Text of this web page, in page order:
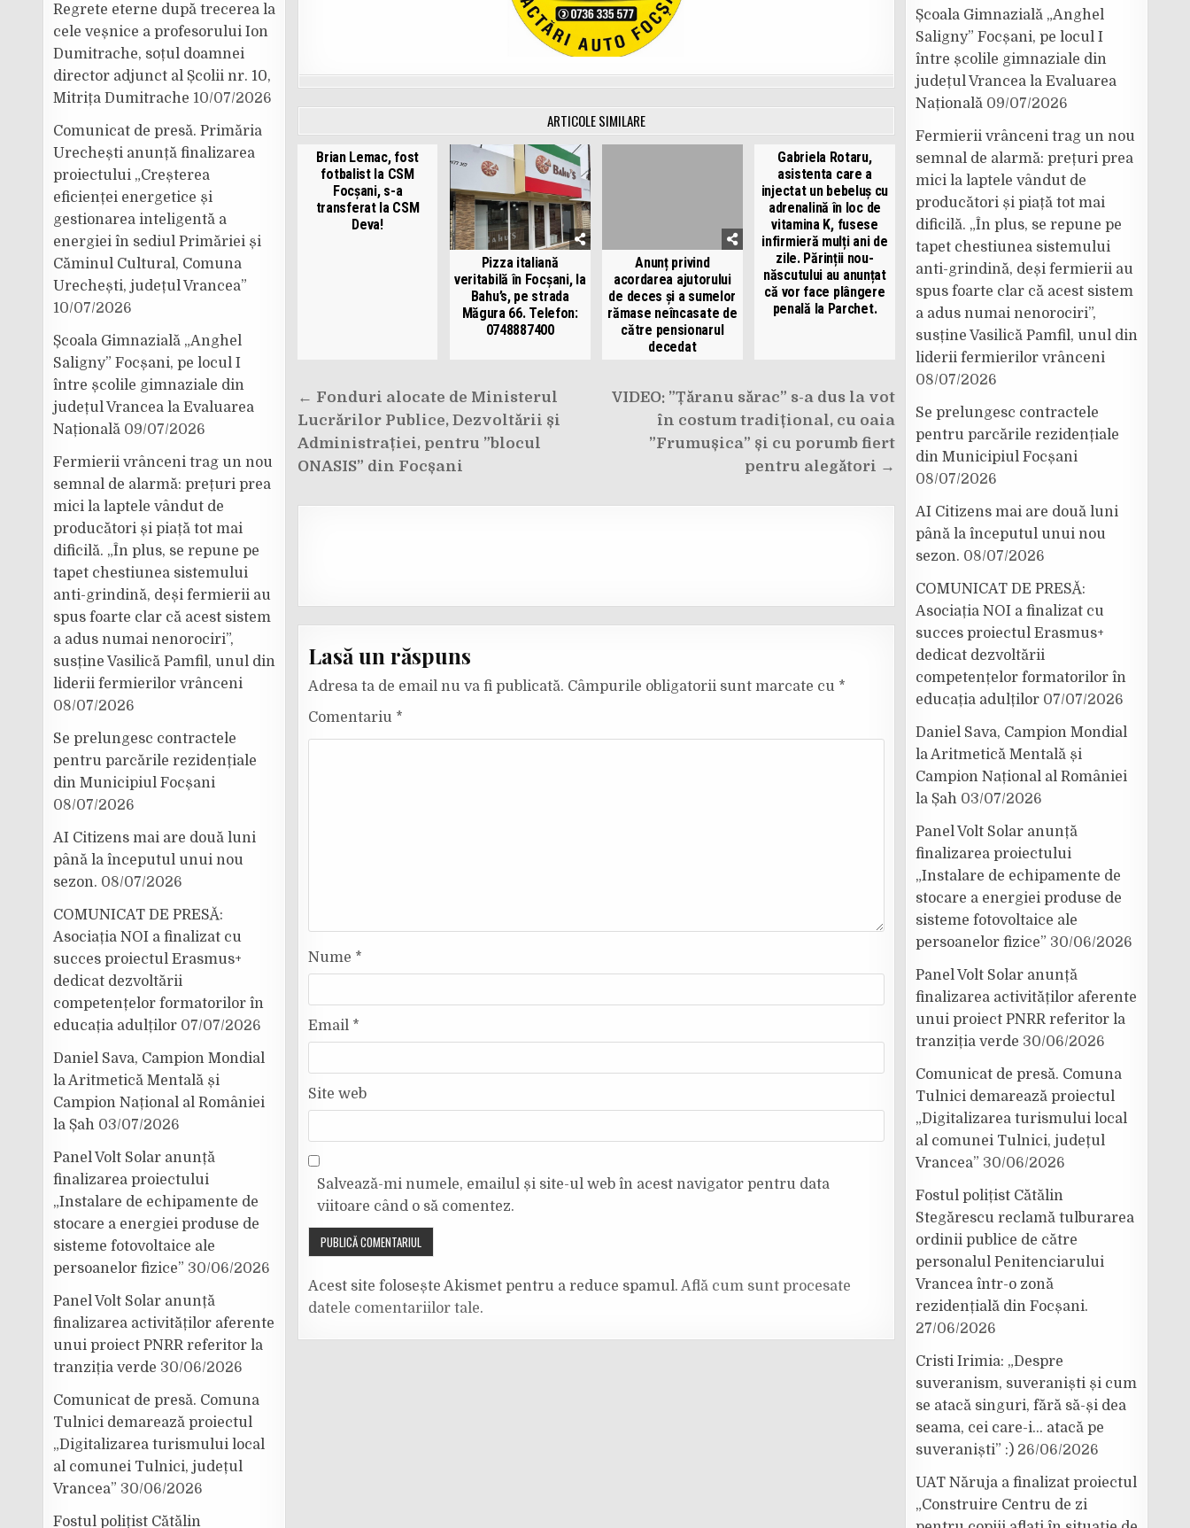
ARTICOLE SIMILARE
Brian Lemac, fost
fotbalist la CSM
Focșani, s-a
transferat la CSM
Deva!
Pizza italiană
veritabilă în Focșani, la
Bahu’s, pe strada
Măgura 66. Telefon:
0748887400
Anunț privind
acordarea ajutorului
de deces și a sumelor
rămase neîncasate de
către pensionarul
decedat
Gabriela Rotaru,
asistenta care a
injectat un bebeluș cu
adrenalină în loc de
vitamina K, fusese
infirmieră mulți ani de
zile. Părinții nou-
născutului au anunțat
că vor face plângere
penală la Parchet.
Navigare
în
articole
VIDEO: ”Țăranu sărac” s-a dus la vot
în costum tradițional, cu oaia
”Frumușica” și cu porumb fiert
pentru alegători →
← Fonduri alocate de Ministerul
Lucrărilor Publice, Dezvoltării și
Administrației, pentru ”blocul
ONASIS” din Focșani
Lasă un răspuns
Adresa ta de email nu va fi publicată. Câmpurile obligatorii sunt marcate cu *
Comentariu *
Nume *
Email *
Site web
Salvează-mi numele, emailul și site-ul web în acest navigator pentru data
viitoare când o să comentez.
Acest site folosește Akismet pentru a reduce spamul. Află cum sunt procesate
datele comentariilor tale.
Regrete eterne după trecerea la
cele veșnice a profesorului Ion
Dumitrache, soțul doamnei
director adjunct al Școlii nr. 10,
Mitrița Dumitrache 10/07/2026
Comunicat de presă. Primăria
Urechești anunță finalizarea
proiectului „Creșterea
eficienței energetice și
gestionarea inteligentă a
energiei în sediul Primăriei și
Căminul Cultural, Comuna
Urechești, județul Vrancea”
10/07/2026
Școala Gimnazială „Anghel
Saligny” Focșani, pe locul I
între școlile gimnaziale din
județul Vrancea la Evaluarea
Națională 09/07/2026
Fermierii vrânceni trag un nou
semnal de alarmă: prețuri prea
mici la laptele vândut de
producători și piață tot mai
dificilă. „În plus, se repune pe
tapet chestiunea sistemului
anti-grindină, deși fermierii au
spus foarte clar că acest sistem
a adus numai nenorociri”,
susține Vasilică Pamfil, unul din
liderii fermierilor vrânceni
08/07/2026
Se prelungesc contractele
pentru parcările rezidențiale
din Municipiul Focșani
08/07/2026
AI Citizens mai are două luni
până la începutul unui nou
sezon. 08/07/2026
COMUNICAT DE PRESĂ:
Asociația NOI a finalizat cu
succes proiectul Erasmus+
dedicat dezvoltării
competențelor formatorilor în
educația adulților 07/07/2026
Daniel Sava, Campion Mondial
la Aritmetică Mentală și
Campion Național al României
la Șah 03/07/2026
Panel Volt Solar anunță
finalizarea proiectului
„Instalare de echipamente de
stocare a energiei produse de
sisteme fotovoltaice ale
persoanelor fizice” 30/06/2026
Panel Volt Solar anunță
finalizarea activităților aferente
unui proiect PNRR referitor la
tranziția verde 30/06/2026
Comunicat de presă. Comuna
Tulnici demarează proiectul
„Digitalizarea turismului local
al comunei Tulnici, județul
Vrancea” 30/06/2026
Fostul polițist Cătălin
Școala Gimnazială „Anghel
Saligny” Focșani, pe locul I
între școlile gimnaziale din
județul Vrancea la Evaluarea
Națională 09/07/2026
Fermierii vrânceni trag un nou
semnal de alarmă: prețuri prea
mici la laptele vândut de
producători și piață tot mai
dificilă. „În plus, se repune pe
tapet chestiunea sistemului
anti-grindină, deși fermierii au
spus foarte clar că acest sistem
a adus numai nenorociri”,
susține Vasilică Pamfil, unul din
liderii fermierilor vrânceni
08/07/2026
Se prelungesc contractele
pentru parcările rezidențiale
din Municipiul Focșani
08/07/2026
AI Citizens mai are două luni
până la începutul unui nou
sezon. 08/07/2026
COMUNICAT DE PRESĂ:
Asociația NOI a finalizat cu
succes proiectul Erasmus+
dedicat dezvoltării
competențelor formatorilor în
educația adulților 07/07/2026
Daniel Sava, Campion Mondial
la Aritmetică Mentală și
Campion Național al României
la Șah 03/07/2026
Panel Volt Solar anunță
finalizarea proiectului
„Instalare de echipamente de
stocare a energiei produse de
sisteme fotovoltaice ale
persoanelor fizice” 30/06/2026
Panel Volt Solar anunță
finalizarea activităților aferente
unui proiect PNRR referitor la
tranziția verde 30/06/2026
Comunicat de presă. Comuna
Tulnici demarează proiectul
„Digitalizarea turismului local
al comunei Tulnici, județul
Vrancea” 30/06/2026
Fostul polițist Cătălin
Stegărescu reclamă tulburarea
ordinii publice de către
personalul Penitenciarului
Vrancea într-o zonă
rezidențială din Focșani.
27/06/2026
Cristi Irimia: „Despre
suveranism, suveraniști și cum
se atacă singuri, fără să-și dea
seama, cei care-i… atacă pe
suveraniști” :) 26/06/2026
UAT Năruja a finalizat proiectul
„Construire Centru de zi